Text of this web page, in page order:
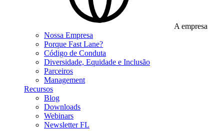
A empresa
Nossa Empresa
Porque Fast Lane?
Código de Conduta
Diversidade, Equidade e Inclusão
Parceiros
Management
Recursos
Blog
Downloads
Webinars
Newsletter FL